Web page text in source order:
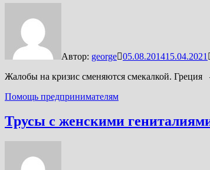
Автор: george 05.08.201415.04.2021
Жалобы на кризис сменяются смекалкой.
Помощь предпринимателям
Трусы с женскими